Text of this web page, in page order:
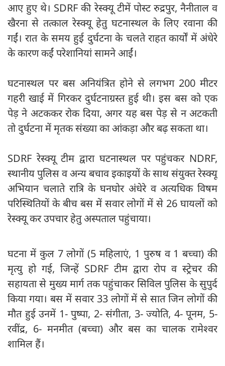
आए हुए थे। SDRF की रेस्क्यू टीमें पोस्ट रुद्रपुर, नैनीताल व
खैरना से तत्काल रेस्क्यू हेतु घटनास्थल के लिए रवाना की
गईं। रात के समय हुई दुर्घटना के चलते राहत कार्यों में अंधेरे
के कारण कईं परेशानियां सामने आईं।
घटनास्थल पर बस अनियंत्रित होने से लगभग 200 मीटर
गहरी खाई में गिरकर दुर्घटनाग्रस्त हुई थी। इस बस को एक
पेड़ ने अटककर रोक दिया, अगर यह बस पेड़ से न अटकती
तो दुर्घटना में मृतक संख्या का आंकड़ा और बढ़ सकता था।
SDRF रेस्क्यू टीम द्वारा घटनास्थल पर पहुंचकर NDRF,
स्थानीय पुलिस व अन्य बचाव इकाइयों के साथ संयुक्त रेस्क्यू
अभियान चलाते रात्रि के घनघोर अंधेरे व अत्यधिक विषम
परिस्थितियों के बीच बस में सवार लोगों में से 26 घायलों को
रेस्क्यू कर उपचार हेतु अस्पताल पहुंचाया।
घटना में कुल 7 लोगों (5 महिलाएं, 1 पुरुष व 1 बच्चा) की
मृत्यु हो गई, जिन्हें SDRF टीम द्वारा रोप व स्ट्रेचर की
सहायता से मुख्य मार्ग तक पहुंचाकर सिविल पुलिस के सुपुर्द
किया गया। बस में सवार 33 लोगों में से सात जिन लोगों की
मौत हुई उनमें 1- पुष्पा, 2- संगीता, 3- ज्योति, 4- पूनम, 5-
रवींद्र, 6- मनमीत (बच्चा) और बस का चालक रामेश्वर
शामिल हैं।